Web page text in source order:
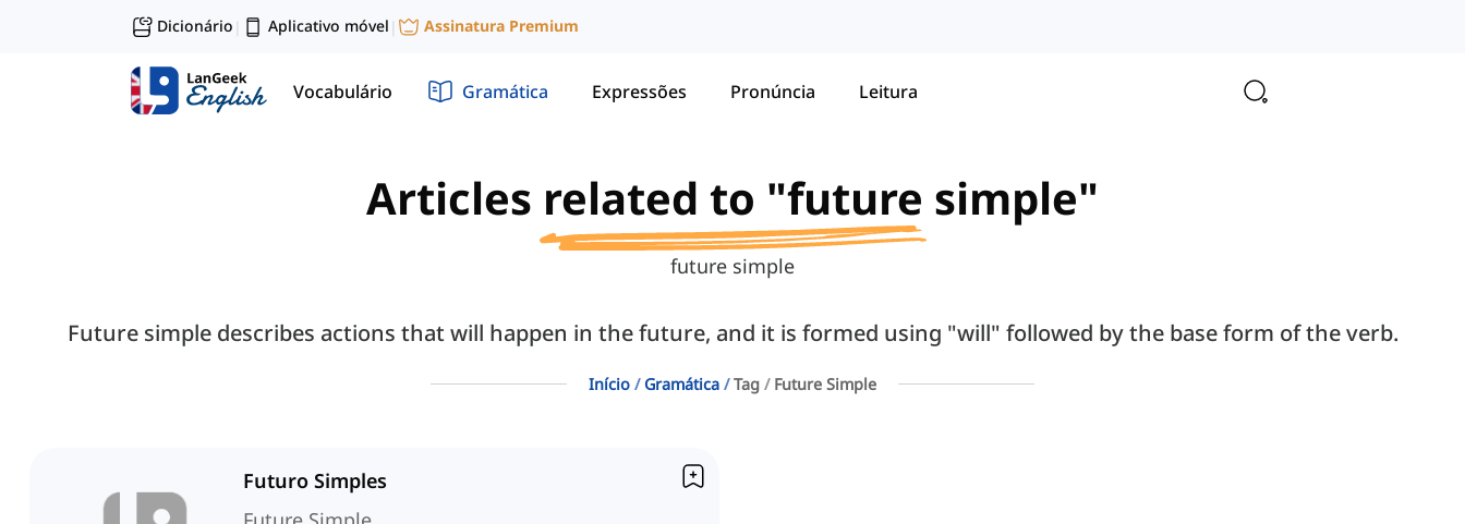
Dicionário | Aplicativo móvel | Assinatura Premium
Vocabulário Gramática Expressões Pronúncia Leitura
Articles related to "future simple"
future simple
Future simple describes actions that will happen in the future, and it is formed using "will" followed by the base form of the verb.
Início Gramática Tag Future Simple
Futuro Simples